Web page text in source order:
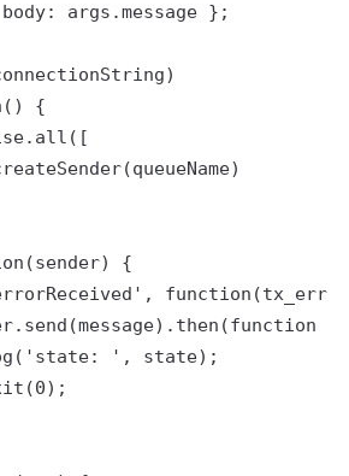
args.message };
{
{
', state);